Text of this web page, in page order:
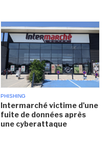
PHISHING
Intermarché victime d'une
fuite de données après
une cyberattaque